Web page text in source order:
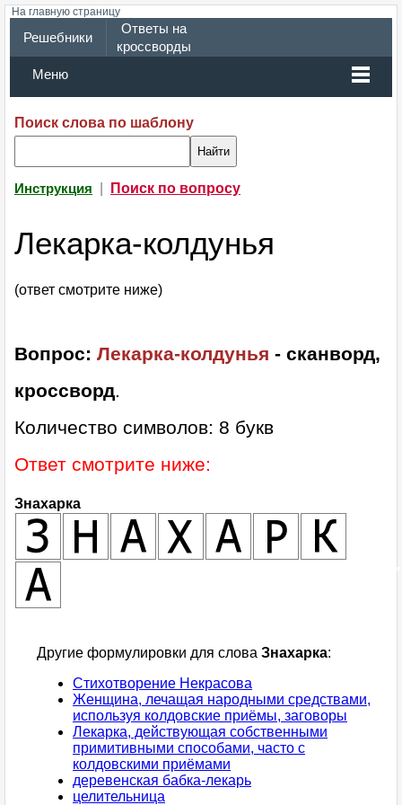
На главную страницу
Решебники
Ответы на
кроссворды
Меню
Поиск слова по шаблону
Инструкция Поиск по вопросу
Лекарка-колдунья
(ответ смотрите ниже)
Вопрос: Лекарка-колдунья - сканворд,
кроссворд.
Количество символов: 8 букв
Ответ смотрите ниже:
Знахарка
Другие формулировки для слова Знахарка:
Стихотворение Некрасова
Женщина, лечащая народными средствами,
используя колдовские приёмы, заговоры
Лекарка, действующая собственными
примитивными способами, часто с
колдовскими приёмами
деревенская бабка-лекарь
целительница